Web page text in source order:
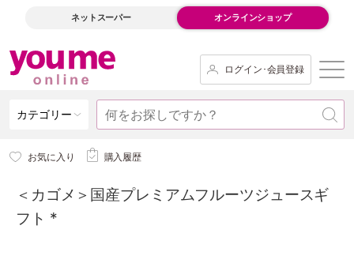
ネットスーパー オンラインショップ
ログイン･会員登録
カテゴリー
お気に入り 購入履歴
＜カゴメ＞国産プレミアムフルーツジュースギ
フト *